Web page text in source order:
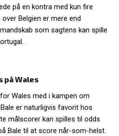
på en kontra med kun fire
Belgien er mere end
som sagtens kan spille
på Wales
Wales med i kampen om
er naturligvis favorit hos
målscorer kan spilles til odds
Bale til at score når-som-helst.